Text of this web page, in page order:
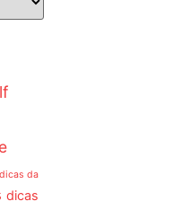
dicas da
dicas